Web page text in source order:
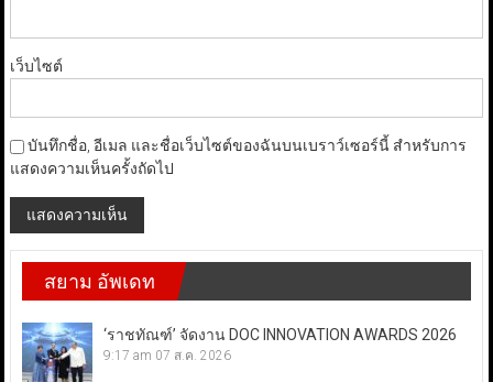
เว็บไซต์
บันทึกชื่อ, อีเมล และชื่อเว็บไซต์ของฉันบนเบราว์เซอร์นี้ สำหรับการ
แสดงความเห็นครั้งถัดไป
สยาม อัพเดท
‘ราชทัณฑ์’ จัดงาน DOC INNOVATION AWARDS 2026
9:17 am 07 ส.ค. 2026